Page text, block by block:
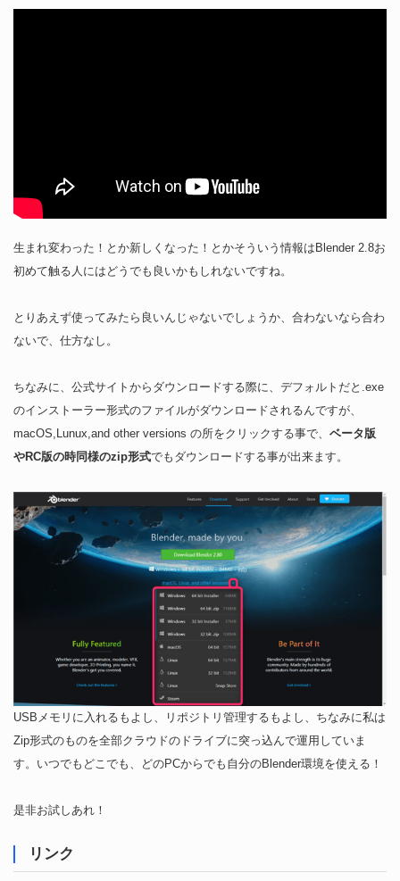
生まれ変わった！とか新しくなった！とかそういう情報はBlender 2.8お
初めて触る人にはどうでも良いかもしれないですね。
とりあえず使ってみたら良いんじゃないでしょうか、合わないなら合わ
ないで、仕方なし。
ちなみに、公式サイトからダウンロードする際に、デフォルトだと.exe
のインストーラー形式のファイルがダウンロードされるんですが、
macOS,Lunux,and other versions の所をクリックする事で、 ベータ版
やRC版の時同様のzip形式でもダウンロードする事が出来ます。
USBメモリに入れるもよし、リポジトリ管理するもよし、ちなみに私は
Zip形式のものを全部クラウドのドライブに突っ込んで運用していま
す。いつでもどこでも、どのPCからでも自分のBlender環境を使える！
是非お試しあれ！
リンク